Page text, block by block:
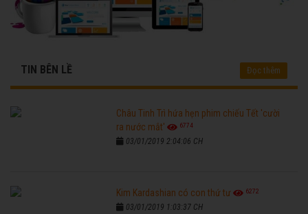
TIN BÊN LỀ Đọc thêm
Châu Tinh Trì hứa hẹn phim chiếu Tết 'cười
ra nước mắt'
6774
03/01/2019 2:04:06 CH
Kim Kardashian có con thứ tư 6272
03/01/2019 1:03:37 CH